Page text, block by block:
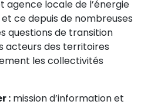
locale de l’énergie
ce depuis de nombreuses
questions de transition
acteurs des territoires
les collectivités
: mission d’information et